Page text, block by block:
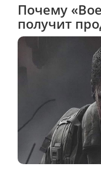
Почему
получит